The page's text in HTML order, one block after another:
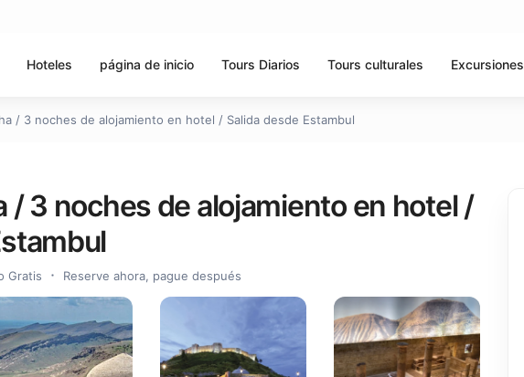
Hoteles página de inicio Tours Diarios Tours culturales Excursiones
/ 3 noches de alojamiento en hotel / Salida desde Estambul
/ 3 noches de alojamiento en hotel /
Gratis Reserve ahora, pague después